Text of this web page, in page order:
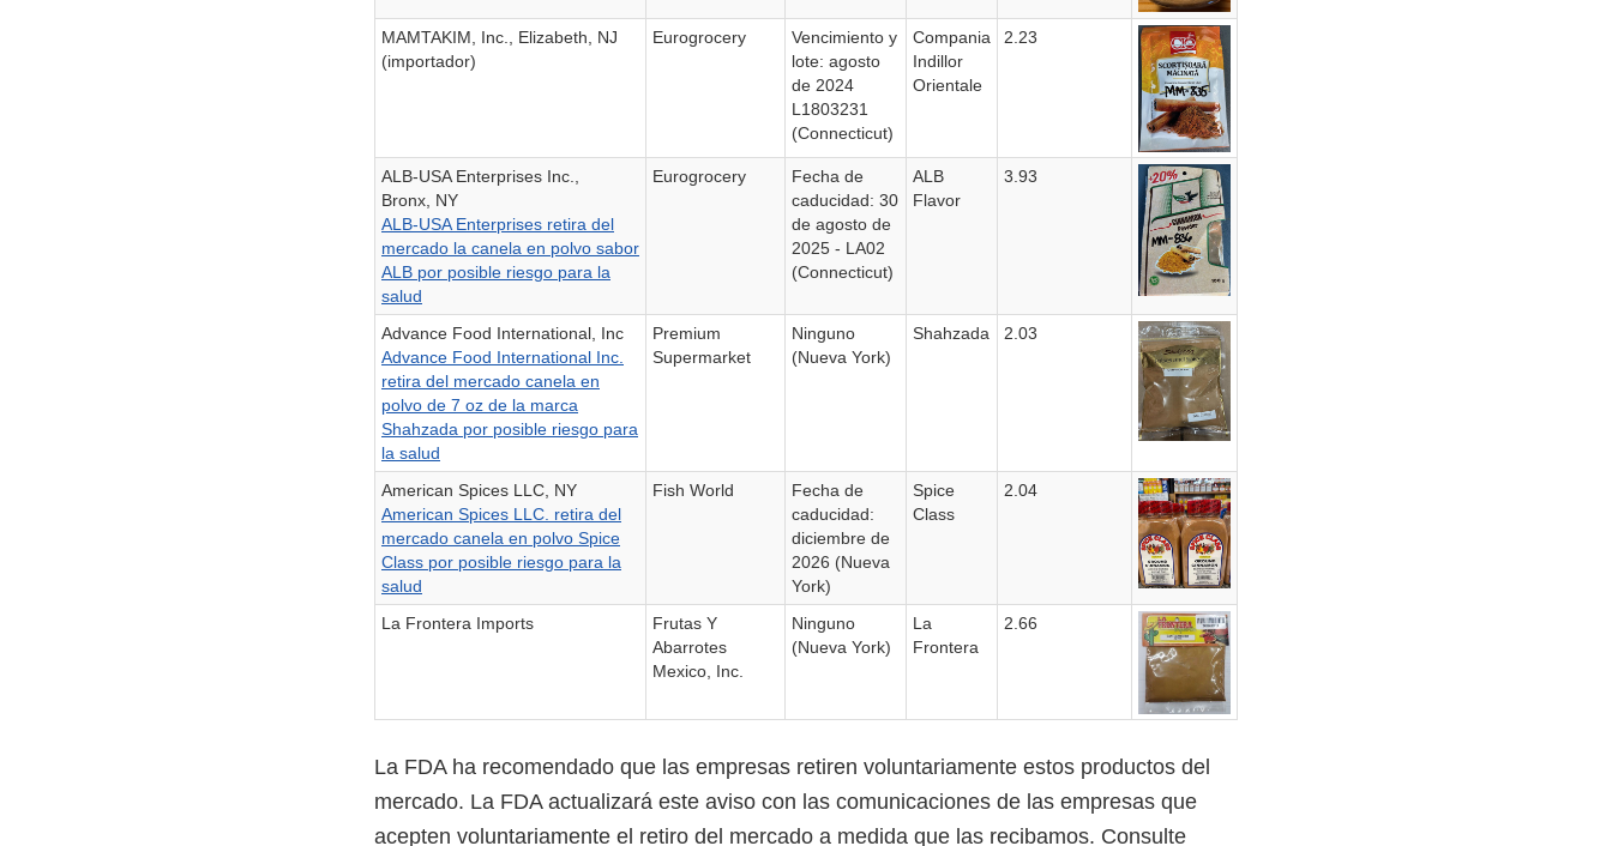
MAMTAKIM, Inc., Elizabeth, NJ
(importador)
Eurogrocery
Vencimiento y
lote: agosto
de 2024
L1803231
(Connecticut)
Compania
Indillor
Orientale
2.23
ALB-USA Enterprises Inc.,
Bronx, NY
ALB-USA Enterprises retira del
mercado la canela en polvo sabor
ALB por posible riesgo para la
salud
Eurogrocery
Fecha de
caducidad: 30
de agosto de
2025 - LA02
(Connecticut)
ALB
Flavor
3.93
Advance Food International, Inc
Advance Food International Inc.
retira del mercado canela en
polvo de 7 oz de la marca
Shahzada por posible riesgo para
la salud
Premium
Supermarket
Ninguno
(Nueva York)
Shahzada 2.03
American Spices LLC, NY
American Spices LLC. retira del
mercado canela en polvo Spice
Class por posible riesgo para la
salud
Fish World
Fecha de
caducidad:
diciembre de
2026 (Nueva
York)
Spice
Class
2.04
La Frontera Imports
Frutas Y
Abarrotes
Mexico, Inc.
Ninguno
(Nueva York)
La
Frontera
2.66
La FDA ha recomendado que las empresas retiren voluntariamente estos productos del
mercado. La FDA actualizará este aviso con las comunicaciones de las empresas que
acepten voluntariamente el retiro del mercado a medida que las recibamos. Consulte